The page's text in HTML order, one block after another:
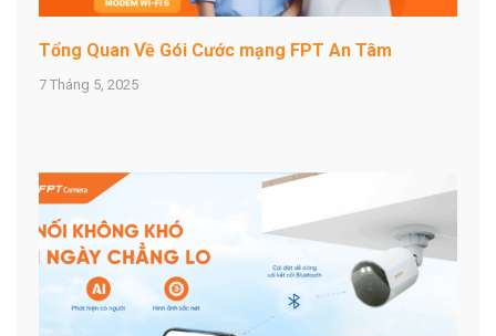
Tổng Quan Về Gói Cước mạng FPT An Tâm
7 Tháng 5, 2025